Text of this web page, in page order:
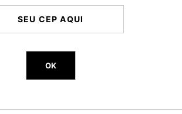
Dimensões
OK